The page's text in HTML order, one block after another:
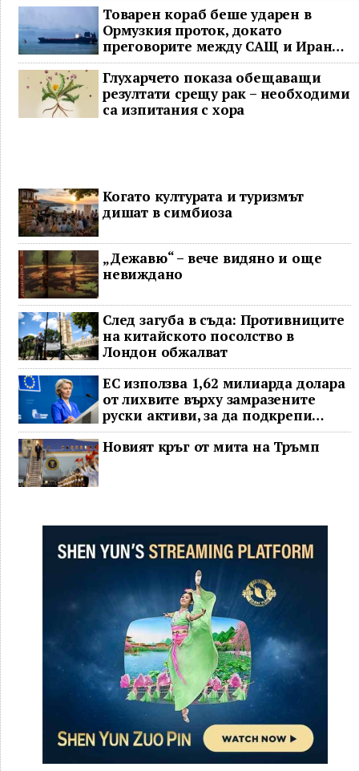
Товарен кораб беше ударен в
Ормузкия проток, докато
преговорите между САЩ и Иран
останаха в безизходица
Глухарчето показа обещаващи
резултати срещу рак – необходими
са изпитания с хора
Когато културата и туризмът
дишат в симбиоза
„Дежавю“ – вече видяно и още
невиждано
След загуба в съда: Противниците
на китайското посолство в
Лондон обжалват
ЕС използва 1,62 милиарда долара
от лихвите върху замразените
руски активи, за да подкрепи
Украйна
Новият кръг от мита на Тръмп